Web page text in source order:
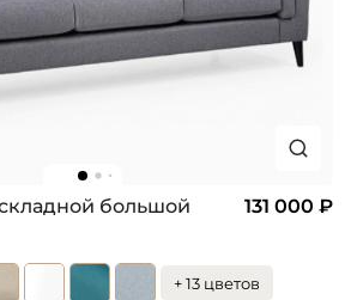
большой 131 000 ₽
+ 13 цветов